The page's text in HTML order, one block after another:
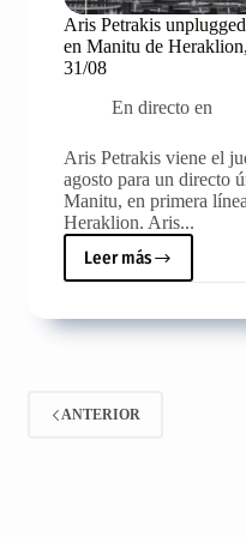
Aris Petrakis
en Manitu de
31/08
En directo en
Aris Petrakis viene el
agosto para un directo
Manitu, en primera
Heraklion. Aris...
Leer más
Aris
Petrakis
en
de
ANTERIOR